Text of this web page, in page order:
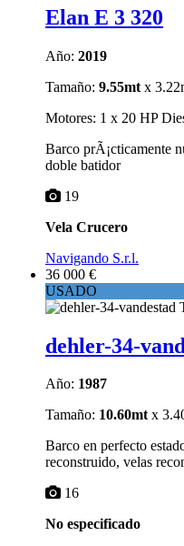
Elan E 3 320
Año: 2019
Tamaño: 9.55mt x
Motores: 1 x 20 HP
Barco prÃ¡cticamente
doble batidor
19
Vela Crucero
Navigando S.r.l.
36 000 €
USADO
dehler-34-
Año: 1987
Tamaño: 10.60mtx
Barco en perfecto
reconstruido, velas
16
No especificado